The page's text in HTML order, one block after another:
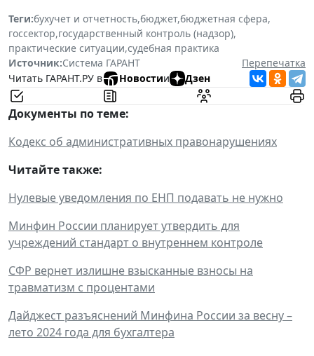
Теги:бухучет и отчетность,бюджет,бюджетная сфера,
госсектор,государственный контроль (надзор),
практические ситуации,судебная практика
Источник:Система ГАРАНТ
Перепечатка
Читать ГАРАНТ.РУ в
Новостии Дзен
Документы по теме:
Кодекс об административных правонарушениях
Читайте также:
Нулевые уведомления по ЕНП подавать не нужно
Минфин России планирует утвердить для
учреждений стандарт о внутреннем контроле
СФР вернет излишне взысканные взносы на
травматизм с процентами
Дайджест разъяснений Минфина России за весну –
лето 2024 года для бухгалтера